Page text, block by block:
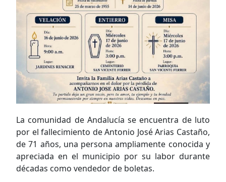
La comunidad de Andalucía se encuentra de luto
por el fallecimiento de Antonio José Arias Castaño,
de 71 años, una persona ampliamente conocida y
apreciada en el municipio por su labor durante
décadas como vendedor de boletas.